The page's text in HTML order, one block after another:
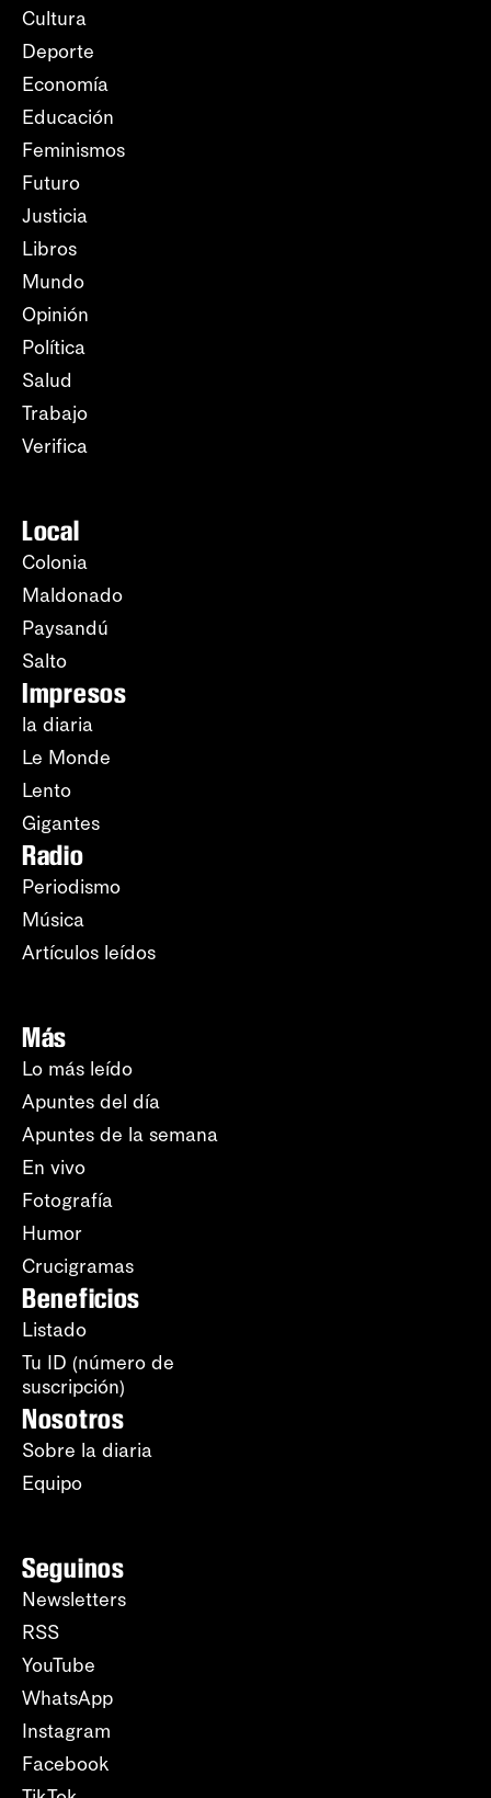
Cultura
Deporte
Economía
Educación
Feminismos
Futuro
Justicia
Libros
Mundo
Opinión
Política
Salud
Trabajo
Verifica
Local
Colonia
Maldonado
Paysandú
Salto
Impresos
la diaria
Le Monde
Lento
Gigantes
Radio
Periodismo
Música
Artículos leídos
Más
Lo más leído
Apuntes del día
Apuntes de la semana
En vivo
Fotografía
Humor
Crucigramas
Beneficios
Listado
Tu ID (número de
suscripción)
Nosotros
Sobre la diaria
Equipo
Seguinos
Newsletters
RSS
YouTube
WhatsApp
Instagram
Facebook